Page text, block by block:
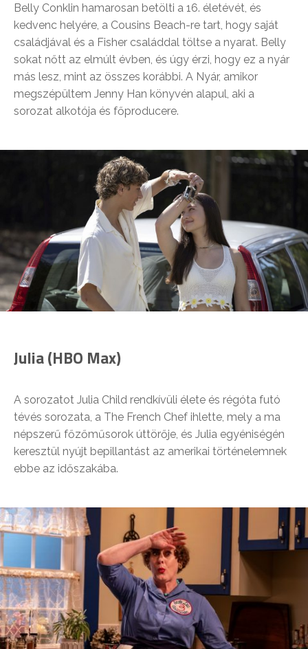
Belly Conklin hamarosan betölti a 16. életévét, és
kedvenc helyére, a Cousins Beach-re tart, hogy saját
családjával és a Fisher családdal töltse a nyarat. Belly
sokat nőtt az elmúlt évben, és úgy érzi, hogy ez a nyár
más lesz, mint az összes korábbi. A Nyár, amikor
megszépültem Jenny Han könyvén alapul, aki a
sorozat alkotója és főproducere.
Julia (HBO Max)
A sorozatot Julia Child rendkívüli élete és régóta futó
tévés sorozata, a The French Chef ihlette, mely a ma
népszerű főzőműsorok úttörője, és Julia egyéniségén
keresztül nyújt bepillantást az amerikai történelemnek
ebbe az időszakába.